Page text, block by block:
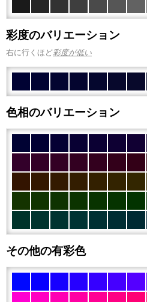
彩度のバリエーション
右に行くほど彩度が低い
色相のバリエーション
その他の有彩色